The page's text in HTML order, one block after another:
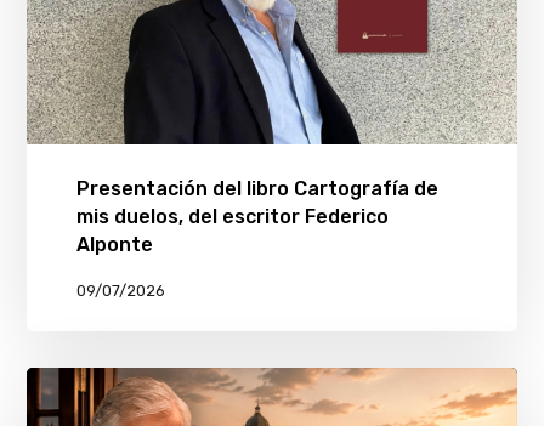
Presentación del libro Cartografía de
mis duelos, del escritor Federico
Alponte
09/07/2026